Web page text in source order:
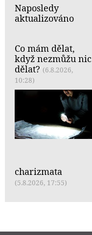
Naposledy
aktualizováno
Co mám dělat,
když nezmůžu nic
dělat? (6.8.2026,
10:28)
charizmata
(5.8.2026, 17:55)